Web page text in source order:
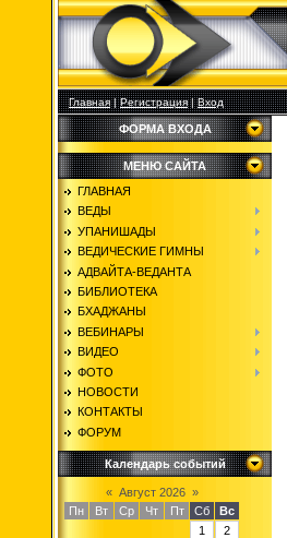
Главная|Регистрация|Вход
ФОРМА ВХОДА
МЕНЮ САЙТА
ГЛАВНАЯ
ВЕДЫ
УПАНИШАДЫ
ВЕДИЧЕСКИЕ ГИМНЫ
АДВАЙТА-ВЕДАНТА
БИБЛИОТЕКА
БХАДЖАНЫ
ВЕБИНАРЫ
ВИДЕО
ФОТО
НОВОСТИ
КОНТАКТЫ
ФОРУМ
Календарь событий
« Август 2026 »
Пн
Вт Ср Чт Пт Сб
Вс
1
2